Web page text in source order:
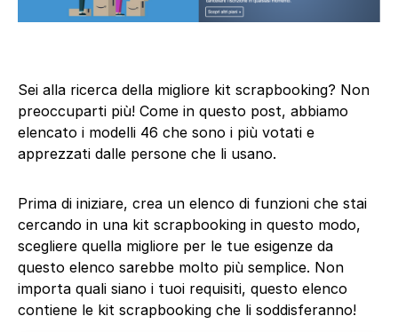
Sei alla ricerca della migliore kit scrapbooking? Non
preoccuparti più! Come in questo post, abbiamo
elencato i modelli 46 che sono i più votati e
apprezzati dalle persone che li usano.
Prima di iniziare, crea un elenco di funzioni che stai
cercando in una kit scrapbooking in questo modo,
scegliere quella migliore per le tue esigenze da
questo elenco sarebbe molto più semplice. Non
importa quali siano i tuoi requisiti, questo elenco
contiene le kit scrapbooking che li soddisferanno!